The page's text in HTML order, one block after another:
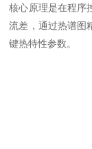
核心原理是在程序
流差，通过热谱图
键热特性参数。